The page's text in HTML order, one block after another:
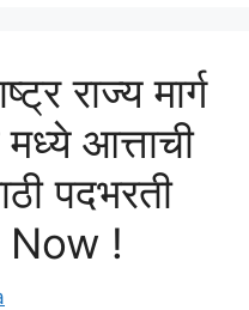
राज्य मार्ग
आत्ताची
पदभरती
!